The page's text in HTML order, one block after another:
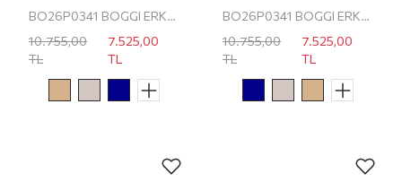
BO26P0341 BOGGI ERKEK SNEAKER
10.755,00
TL
7.525,00
TL
BO26P0341 BOGGI ERKEK SNEAKER
10.755,00
TL
7.525,00
TL